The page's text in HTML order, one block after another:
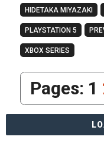
HIDETAKA MIYAZAKI
PLAYSTATION 5
XBOX SERIES
Pages: 1